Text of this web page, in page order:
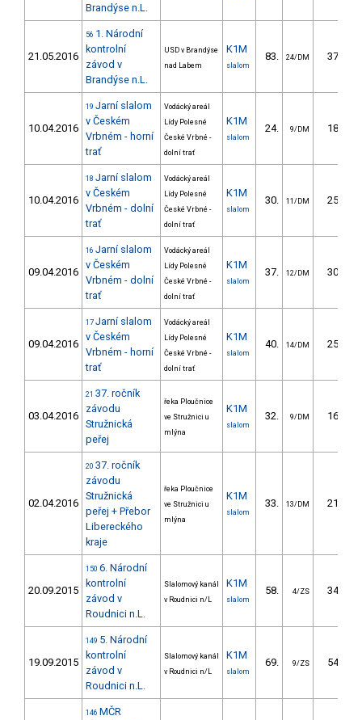
Brandýse n.L.
21.05.2016
56 1. Národní
kontrolní
závod v
Brandýse n.L.
USD v Brandýse
nad Labem
K1M
slalom
83. 24/DM 37.43
10.04.2016
19 Jarní slalom
v Českém
Vrbném - horní
trať
Vodácký areál
Lídy Polesné
České Vrbné -
dolní trať
K1M
slalom
24. 9/DM 18.18
10.04.2016
18 Jarní slalom
v Českém
Vrbném - dolní
trať
Vodácký areál
Lídy Polesné
České Vrbné -
dolní trať
K1M
slalom
30. 11/DM 25.65
09.04.2016
16 Jarní slalom
v Českém
Vrbném - dolní
trať
Vodácký areál
Lídy Polesné
České Vrbné -
dolní trať
K1M
slalom
37. 12/DM 30.39
09.04.2016
17 Jarní slalom
v Českém
Vrbném - horní
trať
Vodácký areál
Lídy Polesné
České Vrbné -
dolní trať
K1M
slalom
40. 14/DM 25.17
03.04.2016
21 37. ročník
závodu
Stružnická
peřej
řeka Ploučnice
ve Stružnici u
mlýna
K1M
slalom
32. 9/DM 16.00
02.04.2016
20 37. ročník
závodu
Stružnická
peřej + Přebor
Libereckého
kraje
řeka Ploučnice
ve Stružnici u
mlýna
K1M
slalom
33. 13/DM 21.10
20.09.2015
150 6. Národní
kontrolní
závod v
Roudnici n.L.
Slalomový kanál
v Roudnici n/L
K1M
slalom
58. 4/ZS 34.37
19.09.2015
149 5. Národní
kontrolní
závod v
Roudnici n.L.
Slalomový kanál
v Roudnici n/L
K1M
slalom
69. 9/ZS 54.94
146 MČR